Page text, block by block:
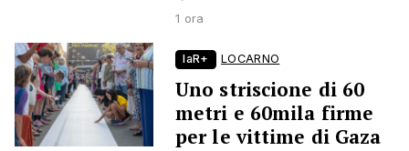
1 ora
laR+ LOCARNO
Uno striscione di 60
metri e 60mila firme
per le vittime di Gaza